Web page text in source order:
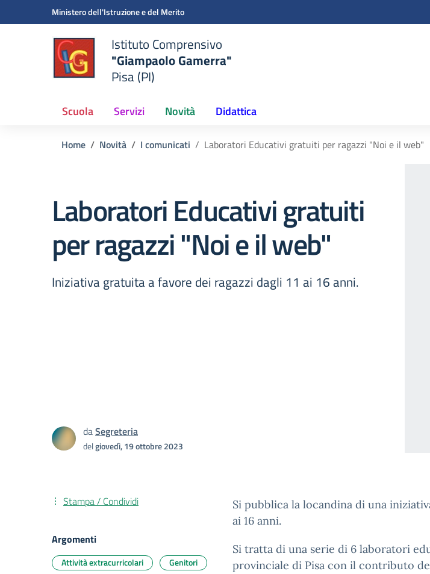
Vai ai contenuti
Vai al menu di navigazioneMinistero dell'Istruzione e del Merito
Istituto Comprensivo
"Giampaolo Gamerra"
Pisa (PI)
Scuola Servizi Novità Didattica
Home Novità I comunicati Laboratori Educativi gratuiti per ragazzi "Noi e il web"
Laboratori Educativi gratuiti
per ragazzi "Noi e il web"
Iniziativa gratuita a favore dei ragazzi dagli 11 ai 16 anni.
daSegreteria
delgiovedì, 19 ottobre 2023
Si pubblica la locandina di una
ai 16 anni.
Si tratta di una serie di 6 laboratori
provinciale di Pisa con il contributo
Stampa / Condividi
Argomenti
Attività extracurricolari
Genitori